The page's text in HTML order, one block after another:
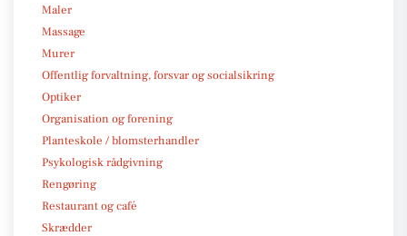
Maler
Massage
Murer
Offentlig forvaltning, forsvar og socialsikring
Optiker
Organisation og forening
Planteskole / blomsterhandler
Psykologisk rådgivning
Rengøring
Restaurant og café
Skrædder